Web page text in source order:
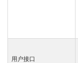
用户接口